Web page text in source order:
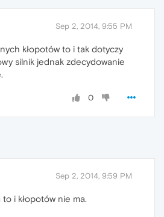
Sep 2, 2014, 9:55 PM
kłopotów to i tak dotyczy
silnik jednak zdecydowanie
0
Sep 2, 2014, 9:59 PM
i kłopotów nie ma.